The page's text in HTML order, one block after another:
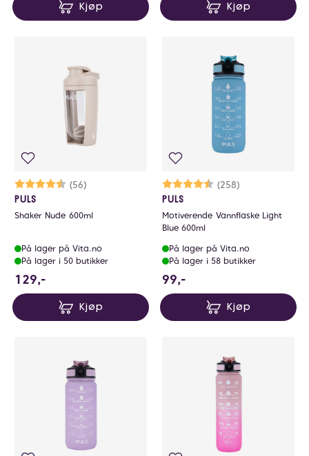
Kjøp Kjøp
Karakter:
(56)
4.6 av 5 mulige
PULS
Shaker Nude 600ml
På lager på Vita.no
På lager i 50 butikker
129,-
Kjøp
Karakter:
(258)
4.8 av 5 mulige
PULS
Motiverende Vannflaske Light
Blue 600ml
På lager på Vita.no
På lager i 58 butikker
99,-
Kjøp